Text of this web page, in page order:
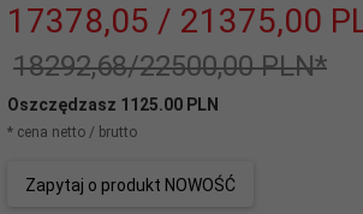
17378,05 / 21375,00
18292,68/22500,00 PLN*
Oszczędzasz 1125.00 PLN
* cena netto / brutto
Zapytaj o produkt NOWOŚĆ